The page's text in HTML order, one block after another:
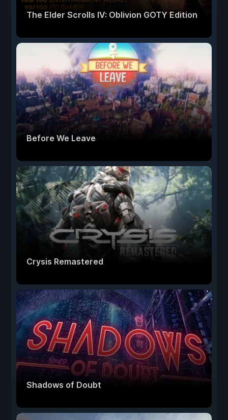
The Elder Scrolls IV: Oblivion GOTY Edition
Before We Leave
Crysis Remastered
Shadows of Doubt